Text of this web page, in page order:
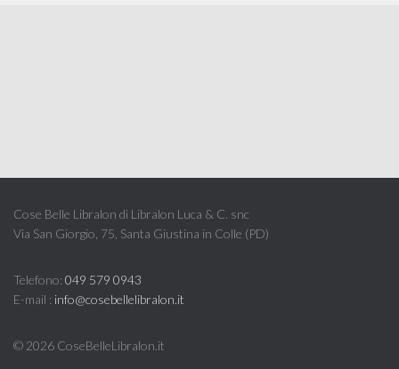
Cose Belle Libralon di Libralon Luca & C. snc
Via San Giorgio, 75, Santa Giustina in Colle (PD)
Telefono: 049 579 0943
E-mail : info@cosebellelibralon.it
© 2026 CoseBelleLibralon.it